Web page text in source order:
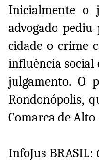
Inicialmente o
advogado
cidade o crime
influência social
julgamento. O
Rondonópolis,
Comarca de
InfoJus BRASIL: